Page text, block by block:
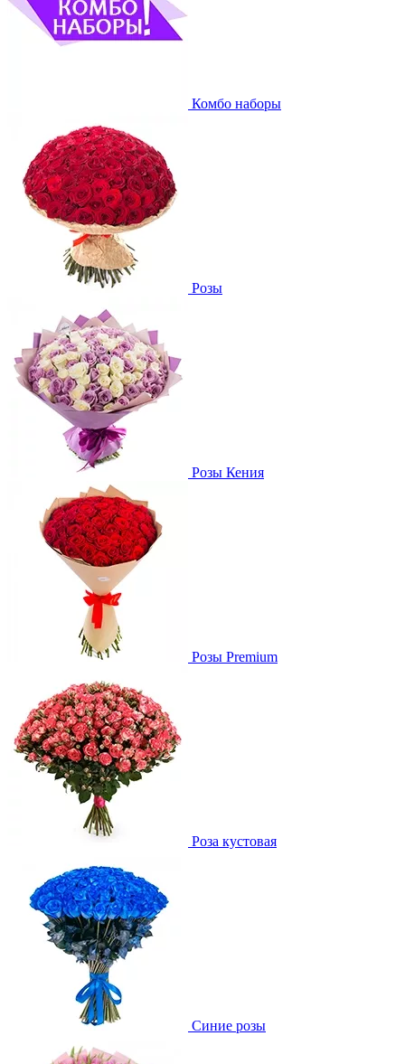
Комбо наборы
Розы
Розы Кения
Розы Premium
Роза кустовая
Синие розы